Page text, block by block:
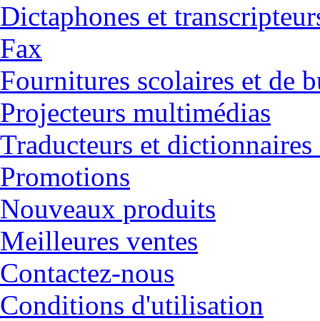
Dictaphones et
Fax
Fournitures scolaires et de
Projecteurs multimédias
Traducteurs et
Promotions
Nouveaux produits
Meilleures ventes
Contactez-nous
Conditions d'utilisation